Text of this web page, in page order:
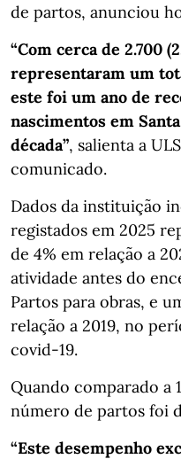
de partos, anunciou
“Com cerca de 2.700
representaram um
este foi um ano de
nascimentos em
década”, salienta a
comunicado.
Dados da instituição
registados em 2025
de 4% em relação a
atividade antes do
Partos para obras, e
relação a 2019, no
covid-19.
Quando comparado a
número de partos foi
“Este desempenho